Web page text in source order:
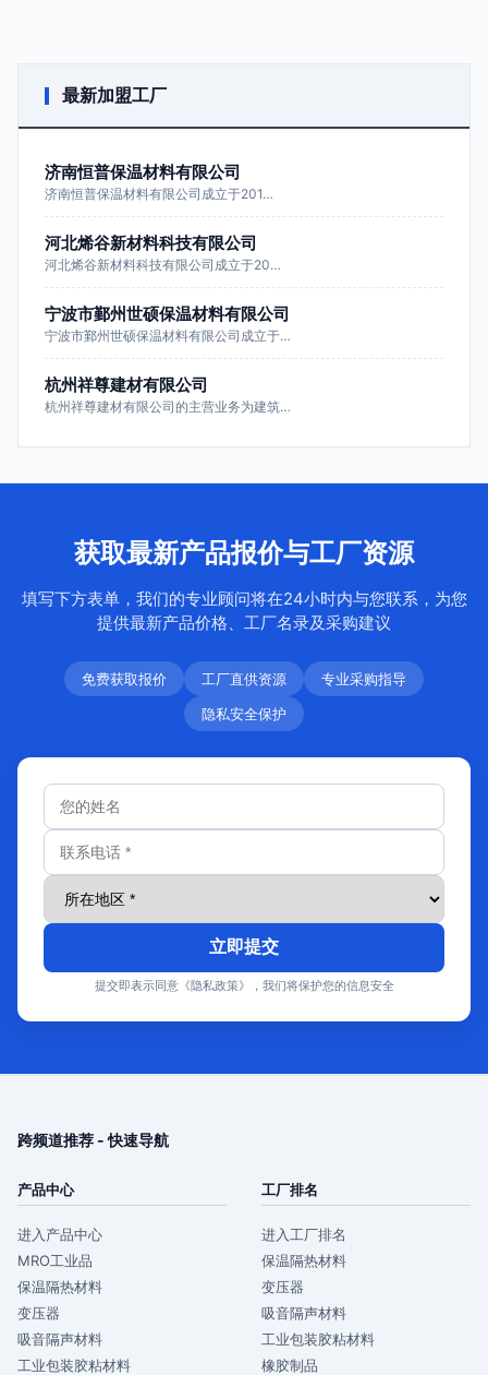
最新加盟工厂
济南恒普保温材料有限公司
济南恒普保温材料有限公司成立于201…
河北烯谷新材料科技有限公司
河北烯谷新材料科技有限公司成立于20…
宁波市鄞州世硕保温材料有限公司
宁波市鄞州世硕保温材料有限公司成立于…
杭州祥尊建材有限公司
杭州祥尊建材有限公司的主营业务为建筑…
获取最新产品报价与工厂资源
填写下方表单，我们的专业顾问将在24小时内与您联系，为您
提供最新产品价格、工厂名录及采购建议
免费获取报价 工厂直供资源
专业采购指导
隐私安全保护
立即提交
提交即表示同意《隐私政策》，我们将保护您的信息安全
跨频道推荐 - 快速导航
产品中心
进入产品中心
MRO工业品
保温隔热材料
变压器
吸音隔声材料
工业包装胶粘材料
工厂排名
进入工厂排名
保温隔热材料
变压器
吸音隔声材料
工业包装胶粘材料
橡胶制品